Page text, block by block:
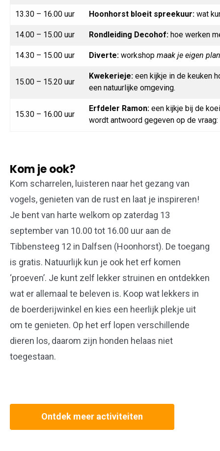
13.30 – 16.00 uur Hoonhorst bloeit spreekuur: wat
14.00 – 15.00 uur Rondleiding Decohof: hoe werken
14.30 – 15.00 uur Diverte: workshop maak je eigen
15.00 – 15.20 uur
Kwekerieje: een kijkje in de keuken
een natuurlijke omgeving.
15.30 – 16.00 uur
Erfdeler Ramon: een kijkje bij de
wordt antwoord gegeven op de
Kom je ook?
Kom scharrelen, luisteren naar het gezang van
vogels, genieten van de rust en laat je inspireren!
Je bent van harte welkom op zaterdag 13
september van 10.00 tot 16.00 uur aan de
Tibbensteeg 12 in Dalfsen (Hoonhorst). De toegang
is gratis. Natuurlijk kun je ook het erf komen
‘proeven’. Je kunt zelf lekker struinen en ontdekken
wat er allemaal te beleven is. Koop wat lekkers in
de boerderijwinkel en kies een heerlijk plekje uit
om te genieten. Op het erf lopen verschillende
dieren los, daarom zijn honden helaas niet
toegestaan.
Ontdek meer activiteiten